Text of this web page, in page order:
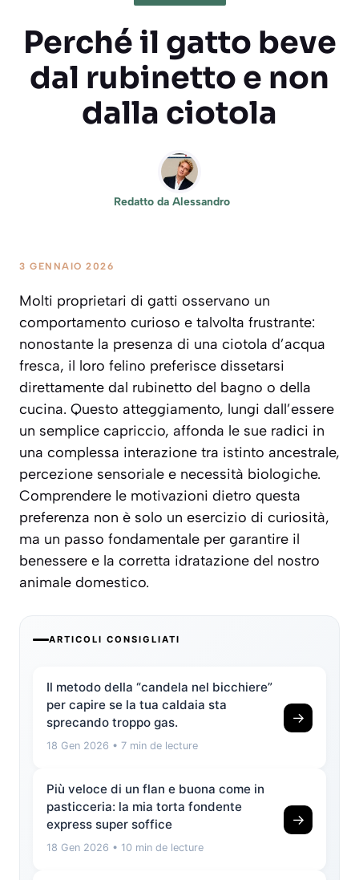
Perché il gatto beve
dal rubinetto e non
dalla ciotola
Redatto da Alessandro
3 GENNAIO 2026
Molti proprietari di gatti osservano un
comportamento curioso e talvolta frustrante:
nonostante la presenza di una ciotola d’acqua
fresca, il loro felino preferisce dissetarsi
direttamente dal rubinetto del bagno o della
cucina. Questo atteggiamento, lungi dall’essere
un semplice capriccio, affonda le sue radici in
una complessa interazione tra istinto ancestrale,
percezione sensoriale e necessità biologiche.
Comprendere le motivazioni dietro questa
preferenza non è solo un esercizio di curiosità,
ma un passo fondamentale per garantire il
benessere e la corretta idratazione del nostro
animale domestico.
ARTICOLI CONSIGLIATI
Il metodo della “candela nel bicchiere”
per capire se la tua caldaia sta
sprecando troppo gas.
18 Gen 2026 • 7 min de lecture
→
Più veloce di un flan e buona come in
pasticceria: la mia torta fondente
express super soffice
18 Gen 2026 • 10 min de lecture
→